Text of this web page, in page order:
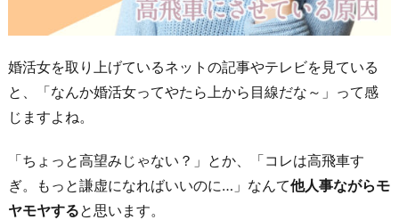
婚活女を取り上げているネットの記事やテレビを見ている
と、「なんか婚活女ってやたら上から目線だな～」って感
じますよね。
「ちょっと高望みじゃない？」とか、「コレは高飛車す
ぎ。もっと謙虚になればいいのに…」なんて他人事ながらモ
ヤモヤすると思います。